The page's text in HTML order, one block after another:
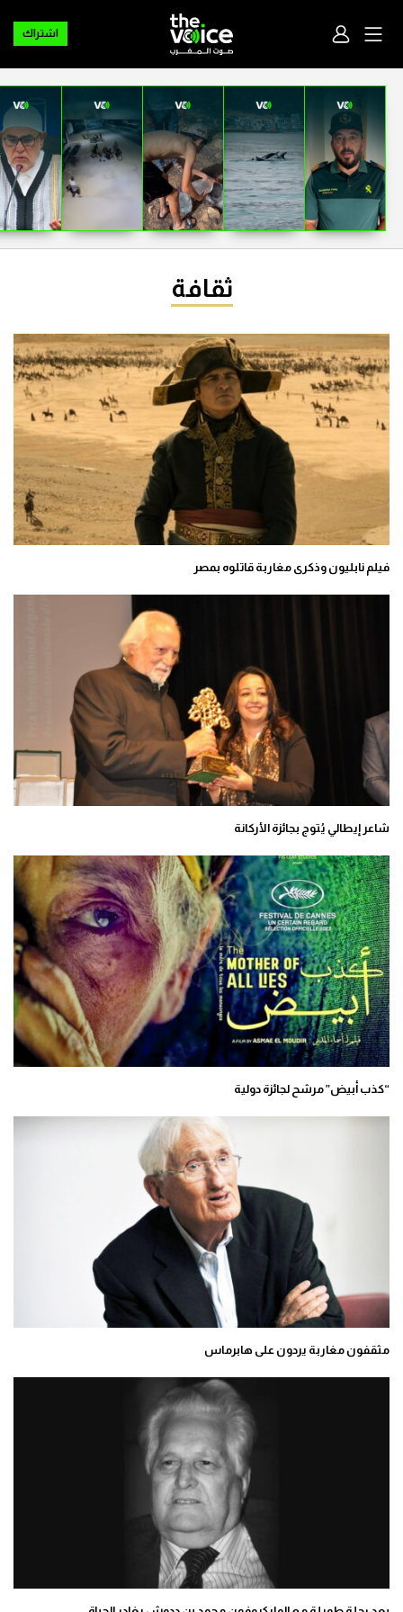
اشتراك
ثقافة
فيلم نابليون وذكرى مغاربة قاتلوه بمصر
شاعر إيطالي يُتوج بجائزة الأركانة
“كذب أبيض” مرشح لجائزة دولية
مثقفون مغاربة يردون على هابرماس